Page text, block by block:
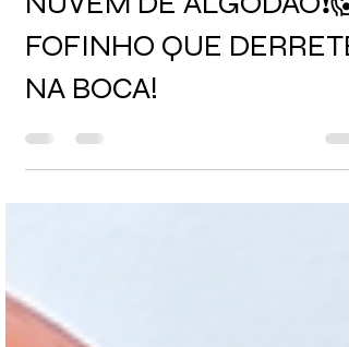
O SEGREDO DO PÃO
NUVEM DE ALGODÃO❗😱
NA BOCA!